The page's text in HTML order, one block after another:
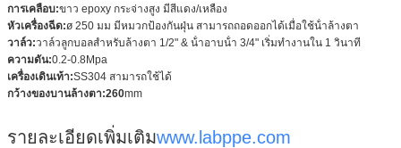
การเคลือบ:ขาว epoxy กระจ่างสูง มีสีแดง/เหลือง
หัวเครื่องฉีด:ø 250 มม มีหมวกป้องกันฝุ่น สามารถถอดออกได้เมื่อใช้น้ําล้างตา
วาล์ว:วาล์วลูกบอลสําหรับล้างตา 1/2" & น้ําอาบน้ํา 3/4" เริ่มทํางานใน 1 วินาที
ความดัน:0.2-0.8Mpa
เครื่องเดินเท้า:SS304 สามารถใช้ได้
กว้างของบานล้างตา:260mm
รายละเอียดเพิ่มเติมwww.labppe.com